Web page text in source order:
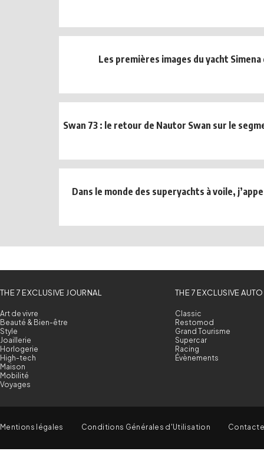
Les premières images du yacht
Swan 73 : le retour de Nautor Swan sur le
Dans le monde des superyachts à voile,
THE 7 EXCLUSIVE JOURNAL
Art de vivre
Beauté & Bien-être
Style
Joaillerie
Horlogerie
High-tech
Maison
Mobilité
Voyages
THE 7 EXCLUSIVE AUTO
Classic
Restomod
Grand Tourisme
Supercar
Racing
Évènements
Mentions légales Conditions Générales d'Utilisation